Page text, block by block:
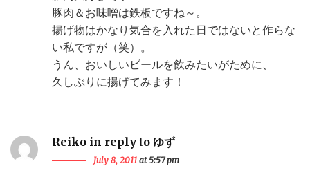
豚肉＆お味噌は鉄板ですね～。
揚げ物はかなり気合を入れた日ではないと作らな
い私ですが（笑）。
うん、おいしいビールを飲みたいがために、
久しぶりに揚げてみます！
Reiko in reply to ゆず
July 8, 2011 at 5:57 pm